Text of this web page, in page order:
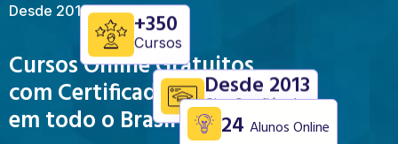
Desde 2013
Cursos Online Gratuitos
com Certificado Válido
em todo o Brasil
+350
Cursos
Desde 2013
Site Confiável
24 Alunos Online